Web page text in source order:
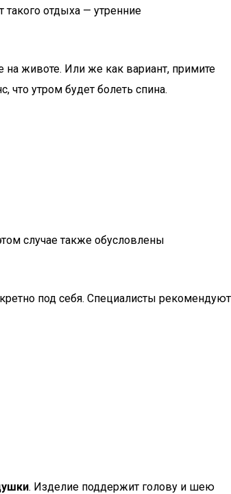
отдыха — утренние
на животе. Или же как вариант, примите
утром будет болеть спина.
случае также обусловлены
под себя. Специалисты рекомендуют
. Изделие поддержит голову и шею